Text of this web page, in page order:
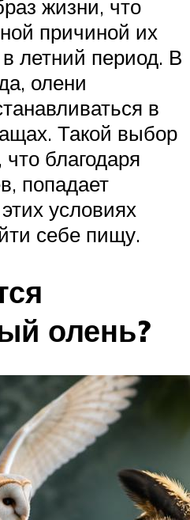
жизни, что
причиной их
летний период. В
олени
в
Такой выбор
благодаря
попадает
условиях
себе пищу.
олень?